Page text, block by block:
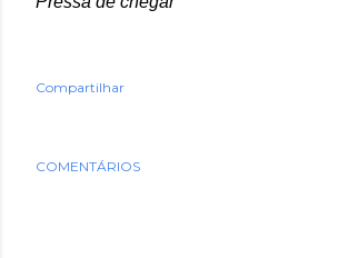
Compartilhar
COMENTÁRIOS